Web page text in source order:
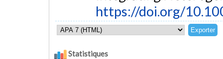
https://doi.org/
Statistiques